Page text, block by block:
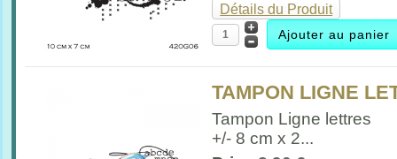
Détails du Produit
TAMPON LIGNE
Tampon Ligne lettres
+/- 8 cm x 2...